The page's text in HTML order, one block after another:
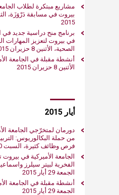
مشاريع مبتكرة لطلاب
2015
برنامج منح دراسية جديد في
في بيروت لتعزيز المهارات
الصحية، الأثنين 8 حزيران 2015
أنشطة مقبلة في الجامعة
الأثنين 8 حزيران 2015
أيار 2015
دورمان لمتخرّجي الجامعة
من حملة البكالوريوس: التربية
فرص وظائف كثيرة، السبت 30 أيار 2015
الجامعة الأميركية في بيروت
الفخرية لبيتر سيلرز
الجمعة 29 أيار 2015
أنشطة مقبلة في الجامعة
الجمعة 29 أيار 2015